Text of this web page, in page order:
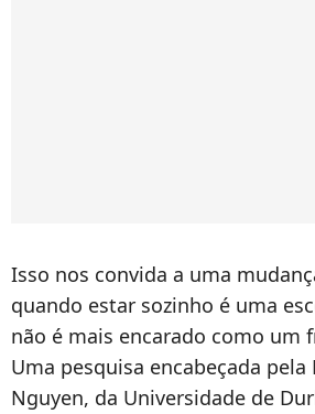
Isso nos convida a uma
quando estar sozinho é uma
não é mais encarado como um
Uma pesquisa encabeçada pela
Nguyen, da Universidade de